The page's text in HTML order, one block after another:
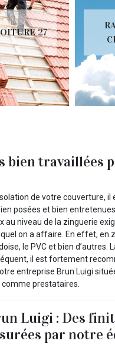
27
bien travaillées
de votre couverture,
posées et bien
niveau de la zinguerie
on a affaire. En effet,
le PVC et bien
il est fortement
entreprise Brun Luigi
prestataires.
Luigi : Des
par notre